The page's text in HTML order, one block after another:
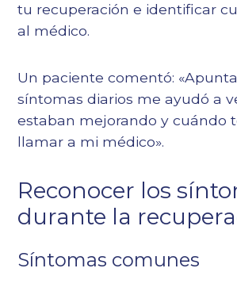
tu recuperación e identificar
al médico.
Un paciente comentó:
síntomas diarios me ayudó a
estaban mejorando y cuándo
llamar a mi médico».
Reconocer los
durante la
Síntomas comunes